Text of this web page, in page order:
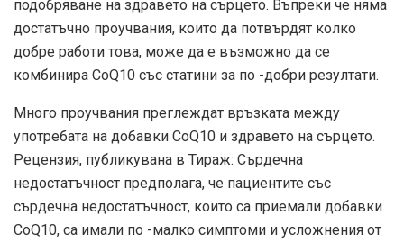
подобряване на здравето на сърцето. Въпреки че няма
достатъчно проучвания, които да потвърдят колко
добре работи това, може да е възможно да се
комбинира CoQ10 със статини за по -добри резултати.
Много проучвания преглеждат връзката между
употребата на добавки CoQ10 и здравето на сърцето.
Рецензия, публикувана в Тираж: Сърдечна
недостатъчност предполага, че пациентите със
сърдечна недостатъчност, които са приемали добавки
CoQ10, са имали по -малко симптоми и усложнения от